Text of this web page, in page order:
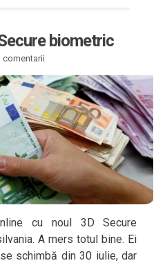
biometric
comentarii
cu noul 3D Secure
A mers totul bine. Ei
schimbă din 30 iulie, dar